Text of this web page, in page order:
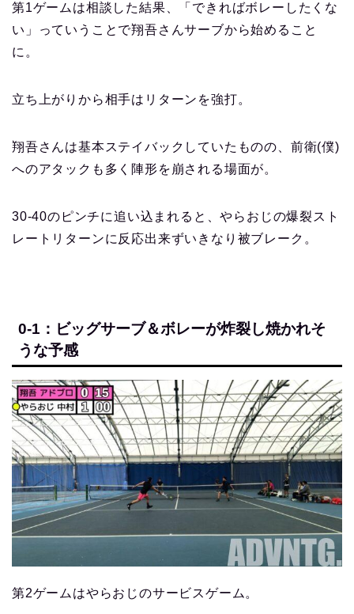
第1ゲームは相談した結果、「できればボレーしたくな
い」っていうことで翔吾さんサーブから始めること
に。
立ち上がりから相手はリターンを強打。
翔吾さんは基本ステイバックしていたものの、前衛(僕)
へのアタックも多く陣形を崩される場面が。
30-40のピンチに追い込まれると、やらおじの爆裂スト
レートリターンに反応出来ずいきなり被ブレーク。
0-1：ビッグサーブ＆ボレーが炸裂し焼かれそ
うな予感
第2ゲームはやらおじのサービスゲーム。